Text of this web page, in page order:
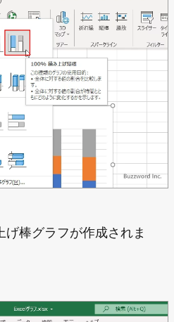
棒グラフが作成されま